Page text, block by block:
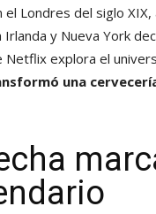
el Londres del siglo XIX,
y Nueva York
Netflix explora el
una